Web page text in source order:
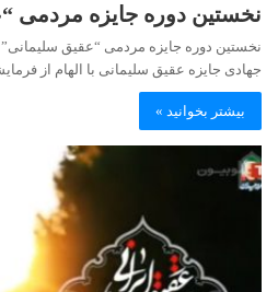
نخستین دوره جایزه مردمی
نخستین دوره جایزه مردمی “عقیق سلیمانی”
جهادی جایزه عقیق سلیمانی با الهام از
بیشتر بخوانید »